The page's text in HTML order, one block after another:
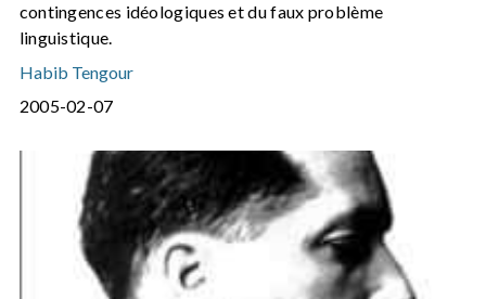
contingences idéologiques et du faux problème
linguistique.
Habib Tengour
2005-02-07